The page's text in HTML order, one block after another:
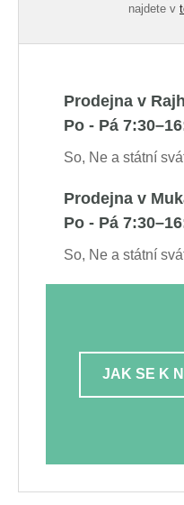
najdete v
Prodejna v
Po - Pá
So, Ne a státní
Prodejna v
Po - Pá
So, Ne a státní
JAK SE K